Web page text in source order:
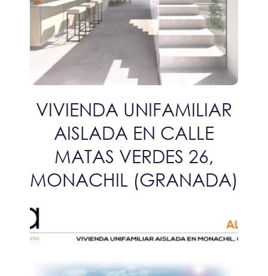
VIVIENDA UNIFAMILIAR
AISLADA EN CALLE
MATAS VERDES 26,
MONACHIL (GRANADA)